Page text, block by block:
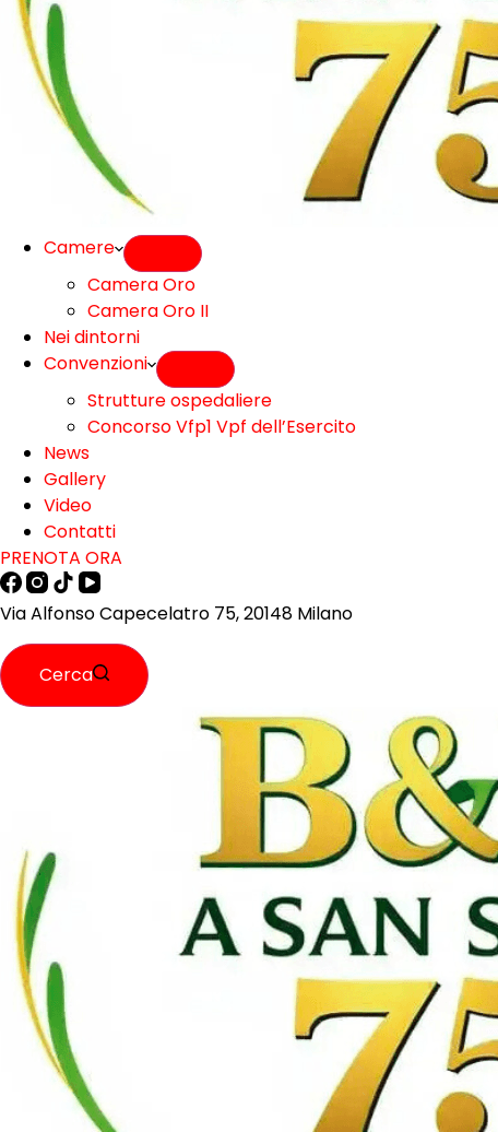
Camere
Camera Oro
Camera Oro II
Nei dintorni
Convenzioni
Strutture ospedaliere
Concorso Vfp1 Vpf dell’Esercito
News
Gallery
Video
Contatti
PRENOTA ORA
Via Alfonso Capecelatro 75, 20148 Milano
Cerca